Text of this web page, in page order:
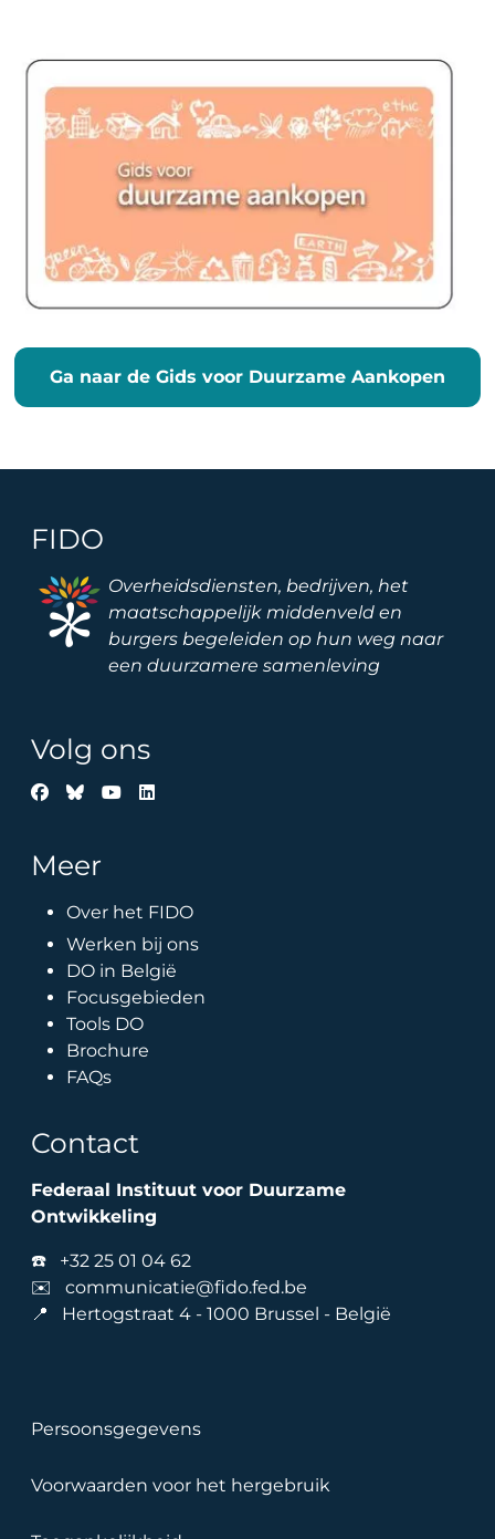
Ga naar de Gids voor Duurzame Aankopen
FIDO
Image
Overheidsdiensten, bedrijven, het
maatschappelijk middenveld en
burgers begeleiden op hun weg naar
een duurzamere samenleving
Volg ons
Meer
Over het FIDO
Werken bij ons
DO in België
Focusgebieden
Tools DO
Brochure
FAQs
Contact
Federaal Instituut voor Duurzame
Ontwikkeling
☎️ +32 25 01 04 62
✉️ communicatie@fido.fed.be
📍 Hertogstraat 4 - 1000 Brussel - België
Voet
Persoonsgegevens
Voorwaarden voor het hergebruik